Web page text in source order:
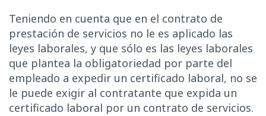
Teniendo en cuenta que en el contrato de
prestación de servicios no le es aplicado las
leyes laborales, y que sólo es las leyes laborales
que plantea la obligatoriedad por parte del
empleado a expedir un certificado laboral, no se
le puede exigir al contratante que expida un
certificado laboral por un contrato de servicios.